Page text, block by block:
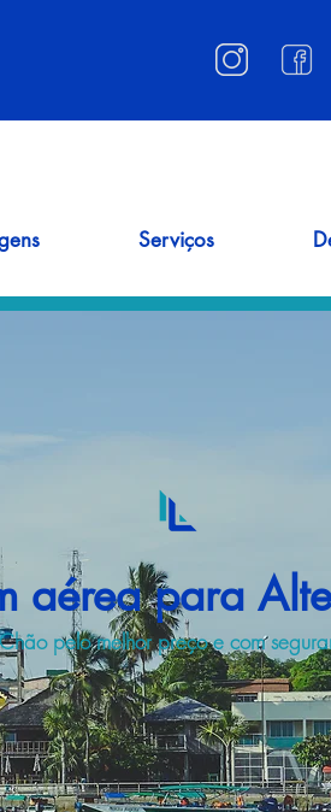
Serviços
aérea para
pelo melhor preço e com